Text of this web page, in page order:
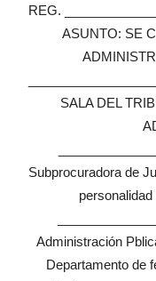
REG.
ASUNTO: SE
SALA DEL
Subprocuradora de
Administración
Departamento de